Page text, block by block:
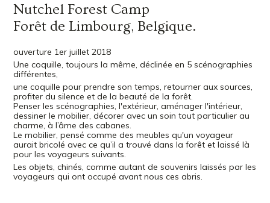
Nutchel Forest Camp
Forêt de Limbourg, Belgique.
ouverture 1er juillet 2018
Une coquille, toujours la même, déclinée en 5 scénographies
différentes,
une coquille pour prendre son temps, retourner aux sources,
profiter du silence et de la beauté de la forêt.
Penser les scénographies, l'extérieur, aménager l'intérieur,
dessiner le mobilier, décorer avec un soin tout particulier au
charme, à l’âme des cabanes.
Le mobilier, pensé comme des meubles qu'un voyageur
aurait bricolé avec ce qu’il a trouvé dans la forêt et laissé là
pour les voyageurs suivants.
Les objets, chinés, comme autant de souvenirs laissés par les
voyageurs qui ont occupé avant nous ces abris.